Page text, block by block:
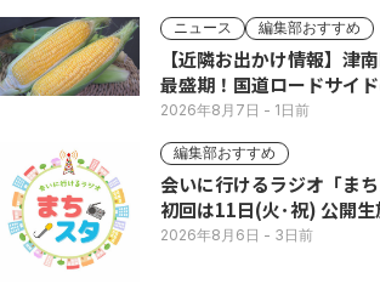
ニュース 編集部おすすめ
【近隣お出かけ情報】津
最盛期！国道ロードサイ
い列
2026年8月7日 - 1日前
編集部おすすめ
会いに行けるラジオ「ま
初回は11日(火･祝) 公開生
2026年8月6日 - 3日前